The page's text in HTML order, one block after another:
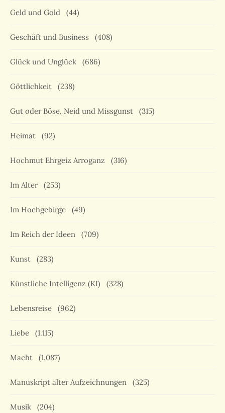
Geld und Gold (44)
Geschäft und Business (408)
Glück und Unglück (686)
Göttlichkeit (238)
Gut oder Böse, Neid und Missgunst (315)
Heimat (92)
Hochmut Ehrgeiz Arroganz (316)
Im Alter (253)
Im Hochgebirge (49)
Im Reich der Ideen (709)
Kunst (283)
Künstliche Intelligenz (KI) (328)
Lebensreise (962)
Liebe (1.115)
Macht (1.087)
Manuskript alter Aufzeichnungen (325)
Musik (204)